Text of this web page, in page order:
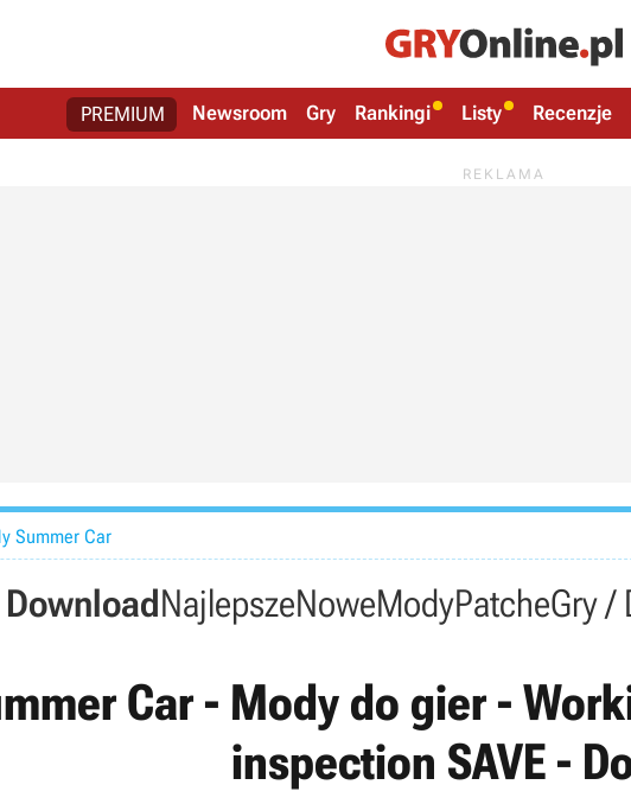
PREMIUM Newsroom Gry Rankingi Listy Recenzje
Summer Car
DownloadNajlepszeNoweModyPatcheGry /
Car - Mody do gier -
inspection SAVE -